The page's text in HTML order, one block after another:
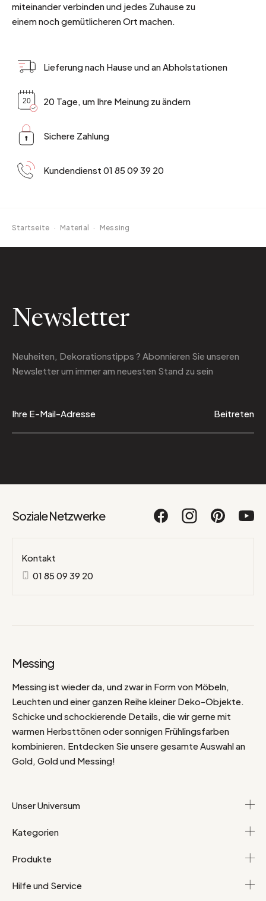
miteinander verbinden und jedes Zuhause zu
einem noch gemütlicheren Ort machen.
Lieferung nach Hause und an Abholstationen
20 Tage, um Ihre Meinung zu ändern
Sichere Zahlung
Kundendienst 01 85 09 39 20
Startseite · Material · Messing
Newsletter
Neuheiten, Dekorationstipps ? Abonnieren Sie unseren
Newsletterum immer am neuesten Stand zu sein
Beitreten
Soziale Netzwerke
Kontakt
01 85 09 39 20
Messing
Messing ist wieder da, und zwar in Form von Möbeln,
Leuchten und einer ganzen Reihe kleiner Deko-Objekte.
Schicke und schockierende Details, die wir gerne mit
warmen Herbsttönen oder sonnigen Frühlingsfarben
kombinieren. Entdecken Sie unsere gesamte Auswahl an
Gold, Gold und Messing!
Unser Universum
Kategorien
Produkte
Hilfe und Service